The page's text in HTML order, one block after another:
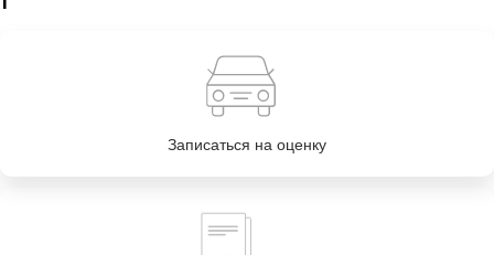
Записаться на оценку